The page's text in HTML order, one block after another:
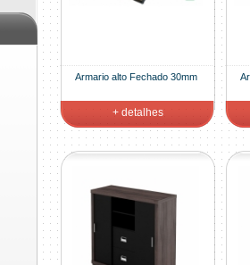
Armario alto Fechado 30mm
+ detalhes